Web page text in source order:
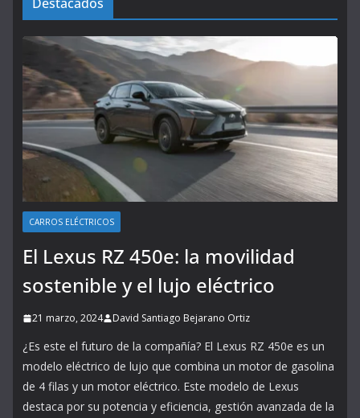
CARROS ELÉCTRICOS
El Lexus RZ 450e: la movilidad
sostenible y el lujo eléctrico
21 marzo, 2024 David Santiago Bejarano Ortiz
¿Es este el futuro de la compañía? El Lexus RZ 450e es un
modelo eléctrico de lujo que combina un motor de gasolina
de 4 filas y un motor eléctrico. Este modelo de Lexus
destaca por su potencia y eficiencia, gestión avanzada de la